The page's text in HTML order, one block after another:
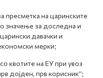
на царинските
значење за доследна и
давачки и
мерки;
квотите на ЕУ при увоз
дојден, прв корисник“;